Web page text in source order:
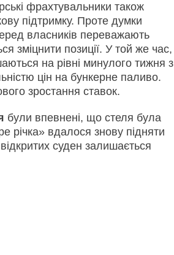
фрахтувальники також
підтримку. Проте думки
власників переважають
зміцнити позиції. У той же час,
на рівні минулого тижня з
цін на бункерне паливо.
зростання ставок.
були впевнені, що стеля була
річка» вдалося знову підняти
суден залишається